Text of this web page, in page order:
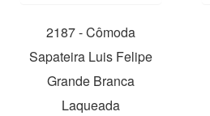
2187 - Cômoda
Sapateira Luis Felipe
Grande Branca
Laqueada